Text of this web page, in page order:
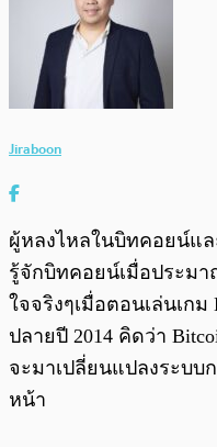
Jiraboon
ผู้หลงไหลในบิทคอยน์แล
รู้จักบิทคอยน์เมื่อประม
ใจจริงๆเมื่อตอนเล่นเก
ปลายปี 2014 คิดว่า
จะมาเปลี่ยนแปลงระบบ
หน้า